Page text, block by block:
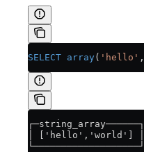
SELECT array( 'hello'
┌─string_array──────┐
│ ['hello','world'] │
└───────────────────┘